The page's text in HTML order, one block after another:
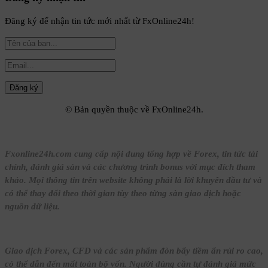
【14】EUR/USD – cặp tiền xương
sống của Forex
Forex A-Z
Forex A-Z
【16】Dầu và chỉ số CFD là gì?
Forex A-Z
【17】Crypto CFD trong Forex
【18】Nên giao dịch bao nhiêu
Đăng ký để nhận tin tức mới nhất từ FxOnline24h!
© Bản quyền thuộc về FxOnline24h.
Fxonline24h.com cung cấp nội dung tổng hợp về Forex, tin tức tài
chính, đánh giá sàn và các chương trình bonus với mục đích tham
khảo. Mọi thông tin trên website không phải là lời khuyên đầu tư và
có thể thay đổi theo thời gian tùy theo từng sàn giao dịch hoặc
nguồn dữ liệu.
Giao dịch Forex, CFD và các sản phẩm đòn bẩy tiềm ẩn rủi ro cao,
có thể dẫn đến mất toàn bộ vốn. Người dùng cần tự đánh giá mức